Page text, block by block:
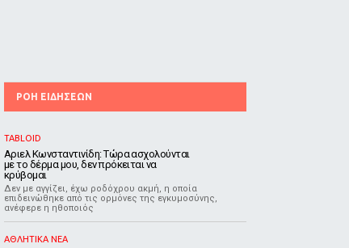
ΡΟΗ ΕΙΔΗΣΕΩΝ
TABLOID
Αριελ Κωνσταντινίδη: Τώρα ασχολούνται
με το δέρμα μου, δεν πρόκειται να
κρύβομαι
Δεν με αγγίζει, έχω ροδόχρου ακμή, η οποία
επιδεινώθηκε από τις ορμόνες της εγκυμοσύνης,
ανέφερε η ηθοποιός
ΑΘΛΗΤΙΚΑ ΝΕΑ